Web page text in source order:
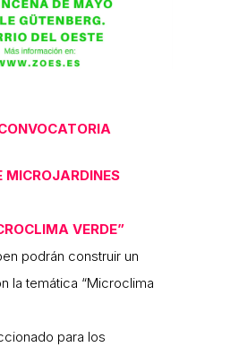
MICROJARDINES
VERDE”
podrán construir un
la temática “Microclima
para los